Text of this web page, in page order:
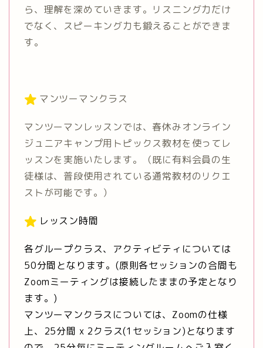
ら、理解を深めていきます。リスニング力だけ
でなく、スピーキング力も鍛えることができま
す。
マンツーマンクラス
マンツーマンレッスンでは、春休みオンライン
ジュニアキャンプ用トピックス教材を使ってレ
ッスンを実施いたします。（既に有料会員の生
徒様は、普段使用されている通常教材のリクエ
ストが可能です。）
レッスン時間
各グループクラス、アクティビティについては
50分間となります。(原則各セッションの合間も
Zoomミーティングは接続したままの予定となり
ます。)
マンツーマンクラスについては、Zoomの仕様
上、25分間 x 2クラス(1セッション)となります